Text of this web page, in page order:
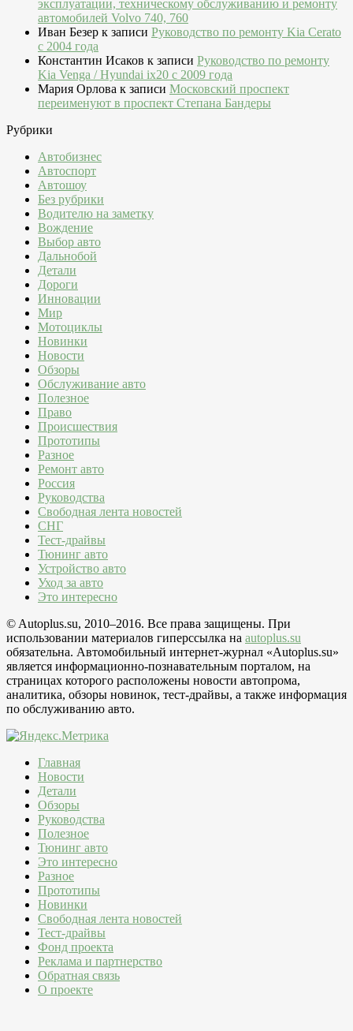
эксплуатации, техническому обслуживанию и ремонту
автомобилей Volvo 740, 760
Иван Безер к записи Руководство по ремонту Kia Cerato
c 2004 года
Константин Исаков к записи Руководство по ремонту
Kia Venga / Hyundai ix20 c 2009 года
Мария Орлова к записи Московский проспект
переименуют в проспект Степана Бандеры
Рубрики
Автобизнес
Автоспорт
Автошоу
Без рубрики
Водителю на заметку
Вождение
Выбор авто
Дальнобой
Детали
Дороги
Инновации
Мир
Мотоциклы
Новинки
Новости
Обзоры
Обслуживание авто
Полезное
Право
Происшествия
Прототипы
Разное
Ремонт авто
Россия
Руководства
Свободная лента новостей
СНГ
Тест-драйвы
Тюнинг авто
Устройство авто
Уход за авто
Это интересно
© Autoplus.su, 2010–2016. Все права защищены. При
использовании материалов гиперссылка на autoplus.su
обязательна. Автомобильный интернет-журнал «Autoplus.su»
является информационно-познавательным порталом, на
страницах которого расположены новости автопрома,
аналитика, обзоры новинок, тест-драйвы, а также информация
по обслуживанию авто.
Главная
Новости
Детали
Обзоры
Руководства
Полезное
Тюнинг авто
Это интересно
Разное
Прототипы
Новинки
Свободная лента новостей
Тест-драйвы
Фонд проекта
Реклама и партнерство
Обратная связь
О проекте